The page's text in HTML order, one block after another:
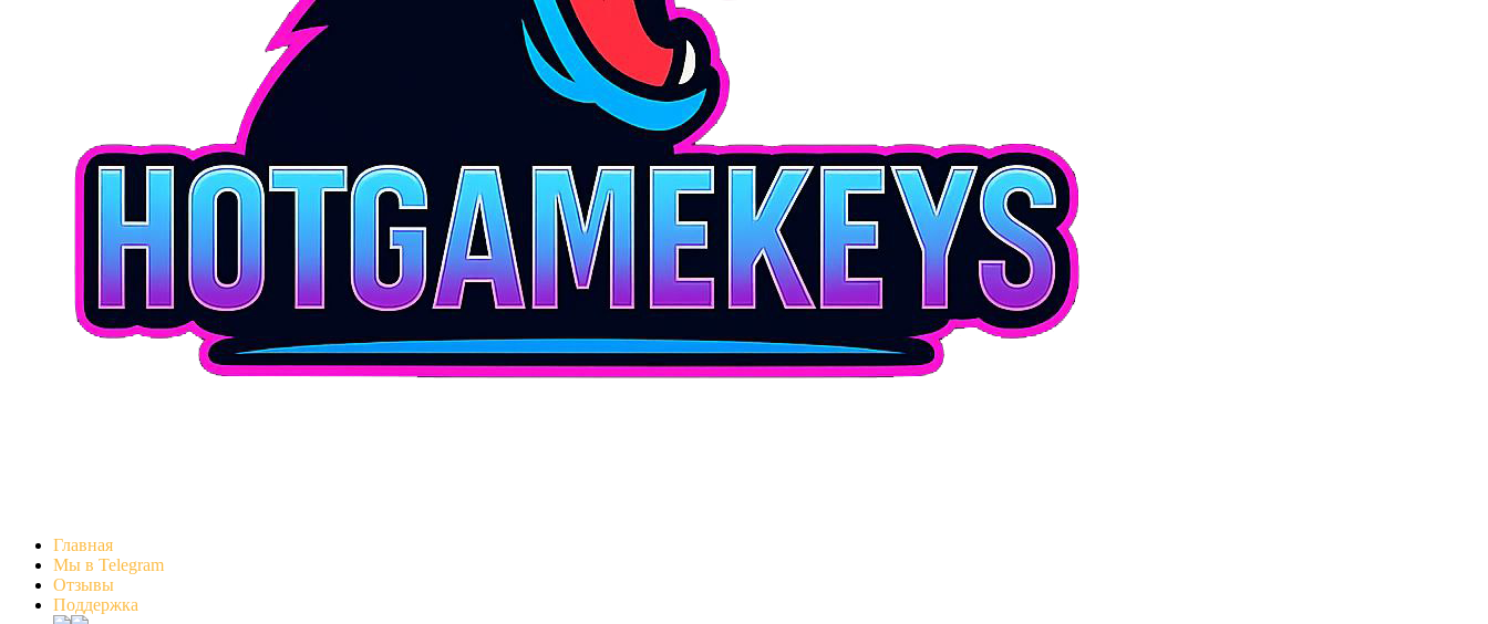
Главная
Мы в Telegram
Отзывы
Поддержка